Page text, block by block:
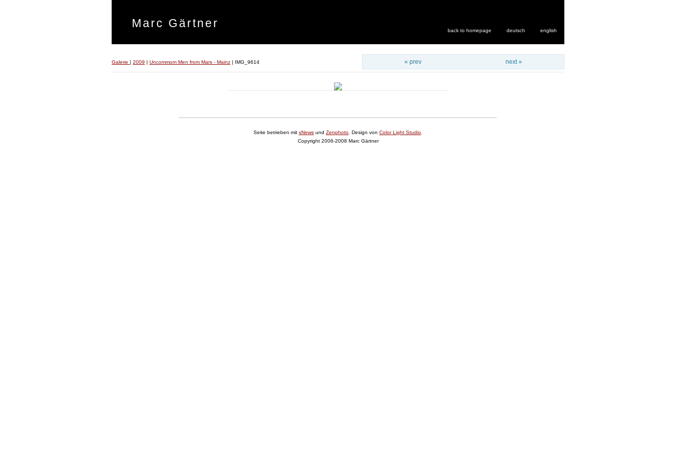
Marc Gärtner
back to homepage deutsch english
« prev next »
Galerie | 2009 | Uncommom Men from Mars - Mainz | IMG_9614
Seite betrieben mit sNews und Zenphoto . Design von Color Light Studio
Copyright 2006-2008 Marc Gärtner